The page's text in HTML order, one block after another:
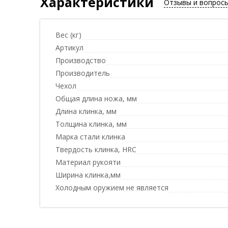
Отзывы и
Вес (кг)
Артикул
Производство
Производитель
Чехол
Общая длина ножа, мм
Длина клинка, мм
Толщина клинка, мм
Марка стали клинка
Твердость клинка, HRC
Материал рукояти
Ширина клинка,мм
Холодным оружием не является